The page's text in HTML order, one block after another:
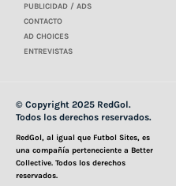
PUBLICIDAD / ADS
CONTACTO
AD CHOICES
ENTREVISTAS
© Copyright 2025 RedGol.
Todos los derechos reservados.
RedGol, al igual que Futbol Sites, es
una compañía perteneciente a Better
Collective. Todos los derechos
reservados.